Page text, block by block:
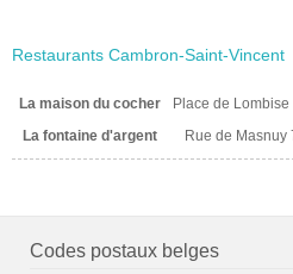
Restaurants Cambron-Saint-Vincent
La maison du cocher Place de Lombise
La fontaine d'argent
Rue de Masnuy
Codes postaux belges